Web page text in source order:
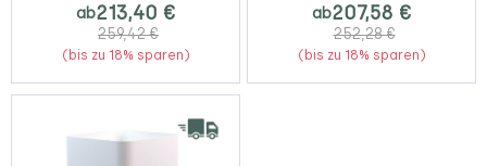
ab213,40 €
259,42 €
(bis zu 18% sparen)
ab207,58 €
252,28 €
(bis zu 18% sparen)